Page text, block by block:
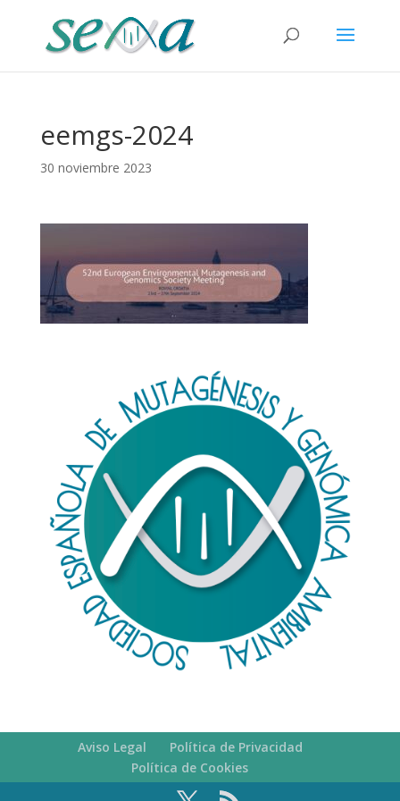
eemgs-2024
30 noviembre 2023
Aviso Legal
Política de Privacidad
Política de Cookies